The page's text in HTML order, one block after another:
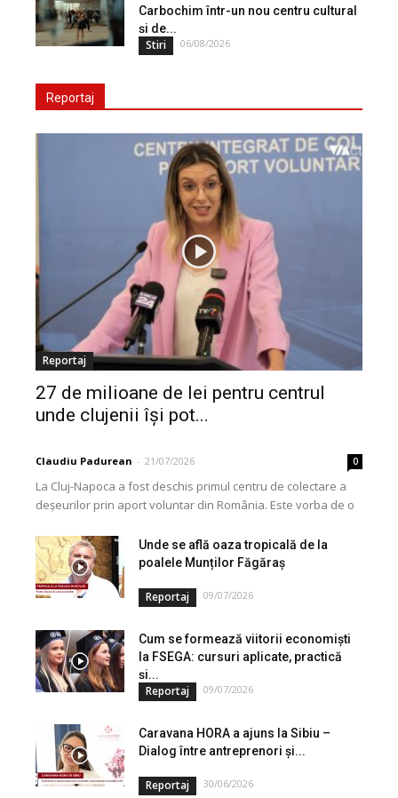
Carbochim într-un nou centru cultural
și de...
Stiri 06/08/2026
Reportaj
Reportaj
27 de milioane de lei pentru centrul
unde clujenii își pot...
Claudiu Padurean - 21/07/2026 0
La Cluj-Napoca a fost deschis primul centru de colectare a
deșeurilor prin aport voluntar din România. Este vorba de o
Unde se află oaza tropicală de la
poalele Munților Făgăraș
Reportaj 09/07/2026
Cum se formează viitorii economiști
la FSEGA: cursuri aplicate, practică
și...
Reportaj 09/07/2026
Caravana HORA a ajuns la Sibiu –
Dialog între antreprenori și...
Reportaj 30/06/2026